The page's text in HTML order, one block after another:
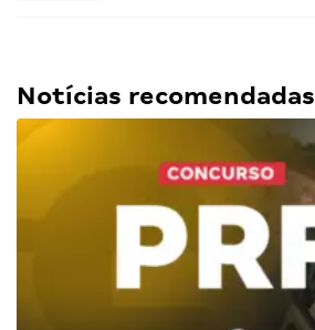
Notícias recomendadas